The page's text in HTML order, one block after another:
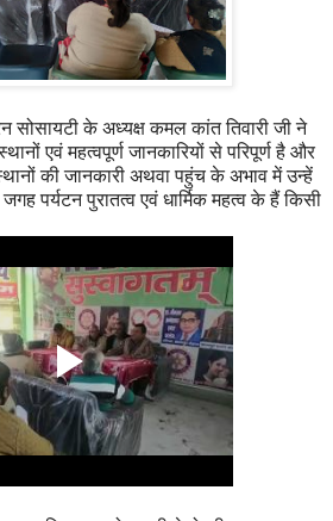
सोसायटी के अध्यक्ष कमल कांत तिवारी जी ने
एवं महत्वपूर्ण जानकारियों से परिपूर्ण है और
की जानकारी अथवा पहुंच के अभाव में उन्हें
पर्यटन पुरातत्व एवं धार्मिक महत्व के हैं किसी